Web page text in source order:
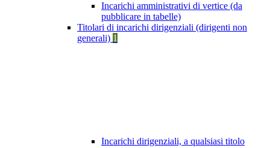
Incarichi amministrativi di vertice (da
pubblicare in tabelle)
Titolari di incarichi dirigenziali (dirigenti non
generali) 1
Incarichi dirigenziali, a qualsiasi titolo